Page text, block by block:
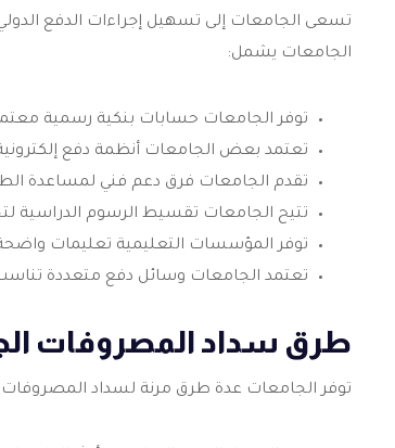
تسعى الجامعات إلى تسهيل إجراءات الدفع
الجامعات يشمل:
توفر الجامعات حسابات بنكية رسمية
تعتمد بعض الجامعات أنظمة دفع إلكترونية
تقدم الجامعات فرق دعم فني لمساعدة
تتيح الجامعات تقسيط الرسوم الدراسية
توفر المؤسسات التعليمية تعليمات
تعتمد الجامعات وسائل دفع متعددة تناسب
طرق سداد المصروفات
توفر الجامعات عدة طرق مرنة لسداد المصروفات